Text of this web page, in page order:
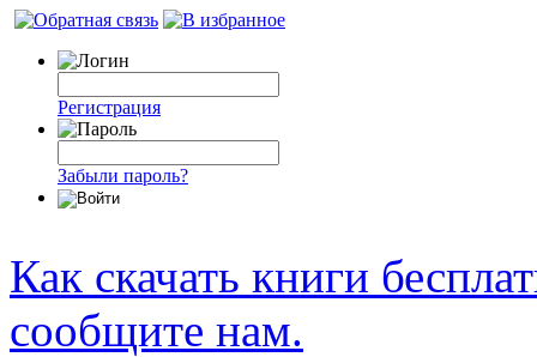
Регистрация
Забыли пароль?
Как скачать книги
сообщите нам.